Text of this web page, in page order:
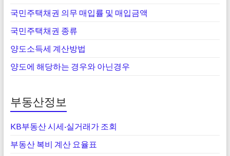
국민주택채권 의무 매입률 및 매입금액
국민주택채권 종류
양도소득세 계산방법
양도에 해당하는 경우와 아닌경우
부동산정보
KB부동산 시세·실거래가 조회
부동산 복비 계산 요율표